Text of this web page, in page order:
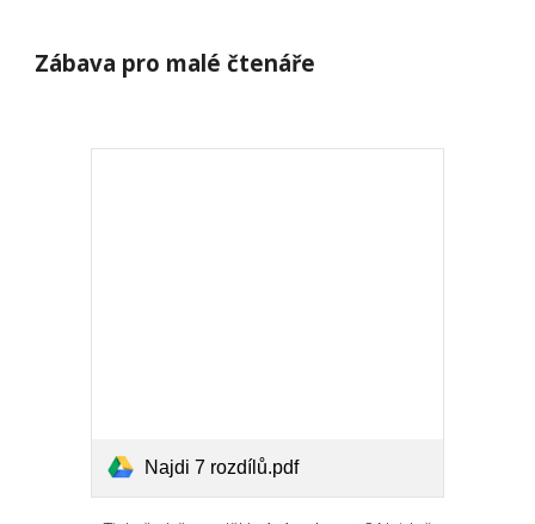
Zábava pro malé čtenáře
Najdi 7 rozdílů.pdf